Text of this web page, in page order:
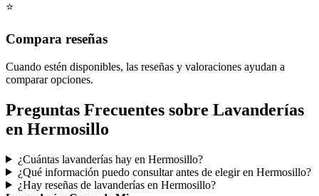
⭐
Compara reseñas
Cuando estén disponibles, las reseñas y valoraciones ayudan a
comparar opciones.
Preguntas Frecuentes sobre Lavanderías
en Hermosillo
¿Cuántas lavanderías hay en Hermosillo?
¿Qué información puedo consultar antes de elegir en Hermosillo?
¿Hay reseñas de lavanderías en Hermosillo?